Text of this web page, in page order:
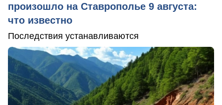
произошло на Ставрополье 9 августа:
что известно
Последствия устанавливаются